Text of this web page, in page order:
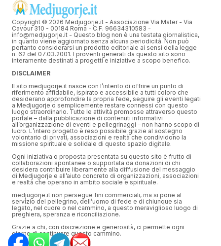
Copyright © 2026 Medjugorje.it - Associazione Via Mater - Via
Cavour 310 - 00184 Roma - C.F. 96634310583 -
info@medjugorje.it - Questo blog non è una testata giornalistica,
in quanto viene aggiornato senza alcuna periodicità. Non può
pertanto considerarsi un prodotto editoriale ai sensi della legge
n. 62 del 07.03.2001. I proventi generati da questo sito sono
interamente destinati a progetti e iniziative a scopo benefico.
DISCLAIMER
Il sito medjugorje.it nasce con l’intento di offrire un punto di
riferimento affidabile, ispirato e accessibile a tutti coloro che
desiderano approfondire la propria fede, seguire gli eventi legati
a Medjugorje o semplicemente restare connessi con questo
luogo straordinario. Tutte le attività promosse attraverso questo
portale – dalla pubblicazione di contenuti informativi
all’organizzazione di eventi e pellegrinaggi – non hanno scopo di
lucro. L’intero progetto è reso possibile grazie al sostegno
volontario di privati, associazioni e realtà che condividono la
missione spirituale e solidale di questo spazio digitale.
Ogni iniziativa o proposta presentata su questo sito è frutto di
collaborazioni spontanee o supportata da donazioni di chi
desidera contribuire liberamente alla diffusione del messaggio
di Medjugorje e all’aiuto concreto di organizzazioni, associazioni
e realtà che operano in ambito sociale e spirituale.
medjugorje.it non persegue fini commerciali, ma si pone al
servizio del pellegrino, dell’uomo di fede e di chiunque sia
legato, nel cuore o nel cammino, a questo meraviglioso luogo di
preghiera, speranza e riconciliazione.
Grazie a chi, con discrezione e generosità, ci permette ogni
giorno di continuare questo cammino.